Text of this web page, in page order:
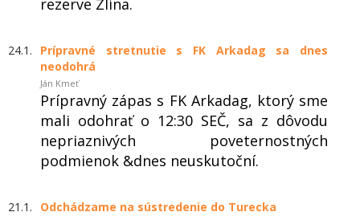
24.1.
Prípravné stretnutie s FK Arkadag sa dnes
neodohrá
Ján Kmeť
Prípravný zápas s FK Arkadag, ktorý sme
mali odohrať o 12:30 SEČ, sa z dôvodu
nepriaznivých poveternostných
podmienok &dnes neuskutoční.
21.1. Odchádzame na sústredenie do Turecka